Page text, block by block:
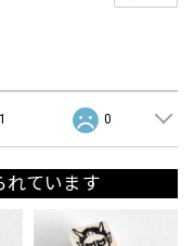
1 0
れています